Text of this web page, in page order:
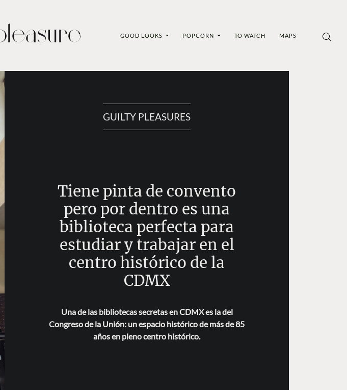
GOOD LOOKS POPCORN TO WATCH MAPS
GUILTY PLEASURES
Tiene pinta de convento
pero por dentro es una
biblioteca perfecta para
estudiar y trabajar en el
centro histórico de la
CDMX
Una de las bibliotecas secretas en CDMX es la del
Congreso de la Unión: un espacio histórico de más de 85
años en pleno centro histórico.